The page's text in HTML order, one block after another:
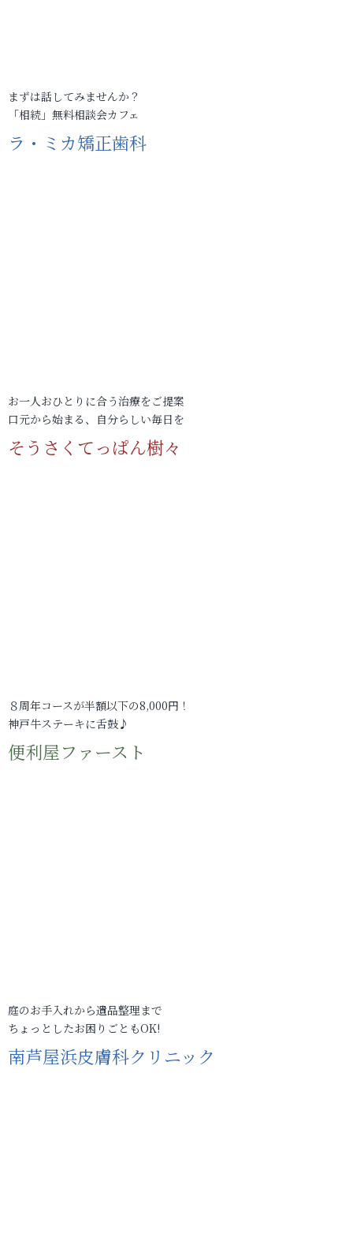
まずは話してみませんか？
「相続」無料相談会カフェ
ラ・ミカ矯正歯科
お一人おひとりに合う治療をご提案
口元から始まる、自分らしい毎日を
そうさくてっぱん樹々
８周年コースが半額以下の8,000円！
神戸牛ステーキに舌鼓♪
便利屋ファースト
庭のお手入れから遺品整理まで
ちょっとしたお困りごともOK!
南芦屋浜皮膚科クリニック